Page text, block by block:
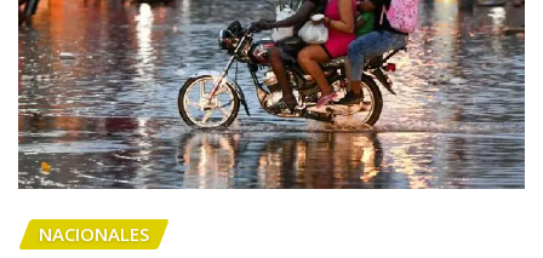
NACIONALES